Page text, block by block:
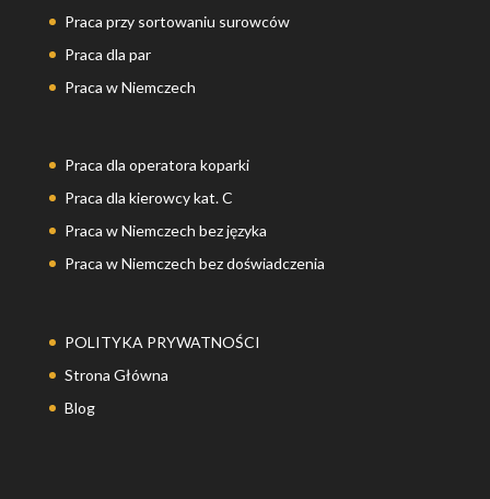
Praca przy sortowaniu surowców
Praca dla par
Praca w Niemczech
Praca dla operatora koparki
Praca dla kierowcy kat. C
Praca w Niemczech bez języka
Praca w Niemczech bez doświadczenia
POLITYKA PRYWATNOŚCI
Strona Główna
Blog